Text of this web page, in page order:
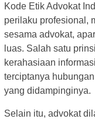
Kode Etik Advokat
perilaku profesional,
sesama advokat,
luas. Salah satu
kerahasiaan
terciptanya
yang didampinginya.
Selain itu, advokat